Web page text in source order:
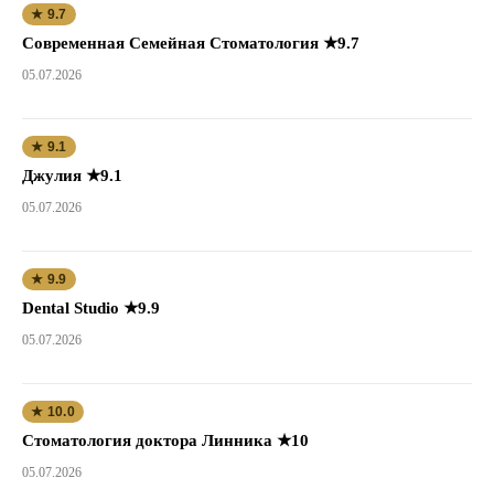
★ 9.7
Современная Семейная Стоматология ★9.7
05.07.2026
★ 9.1
Джулия ★9.1
05.07.2026
★ 9.9
Dental Studio ★9.9
05.07.2026
★ 10.0
Стоматология доктора Линника ★10
05.07.2026